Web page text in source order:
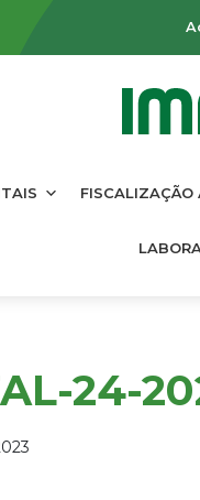
FISCALIZAÇÃO
24-